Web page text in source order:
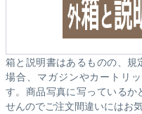
箱と説明書はあるものの、
場合、マガジンやカートリ
す。商品写真に写っているか
せんのでご注文間違いにはお